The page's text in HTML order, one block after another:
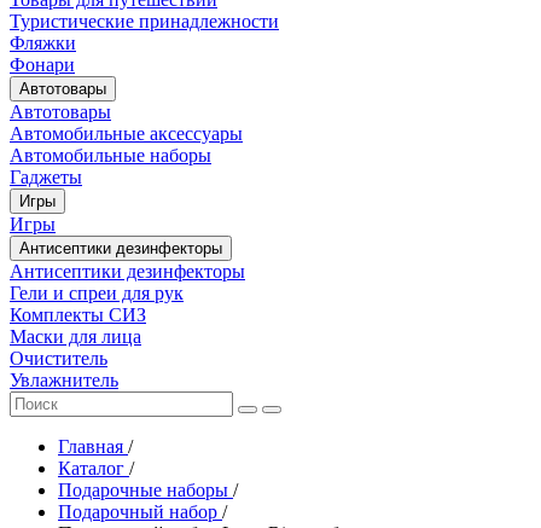
Туристические принадлежности
Фляжки
Фонари
Автотовары
Автотовары
Автомобильные аксессуары
Автомобильные наборы
Гаджеты
Игры
Игры
Антисептики дезинфекторы
Антисептики дезинфекторы
Гели и спреи для рук
Комплекты СИЗ
Маски для лица
Очиститель
Увлажнитель
Главная /
Каталог /
Подарочные наборы /
Подарочный набор /